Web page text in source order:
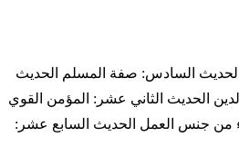
الحديث السادس: صفة المسلم الحديث
الحديث الثاني عشر: المؤمن القوي
من جنس العمل الحديث السابع عشر: